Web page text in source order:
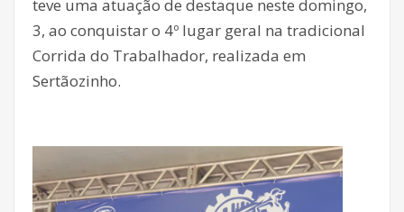
teve uma atuação de destaque neste domingo,
3, ao conquistar o 4º lugar geral na tradicional
Corrida do Trabalhador, realizada em
Sertãozinho.